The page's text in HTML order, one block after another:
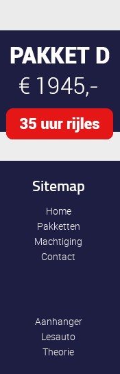
Sitemap
Home
Pakketten
Machtiging
Contact
Aanhanger
Lesauto
Theorie